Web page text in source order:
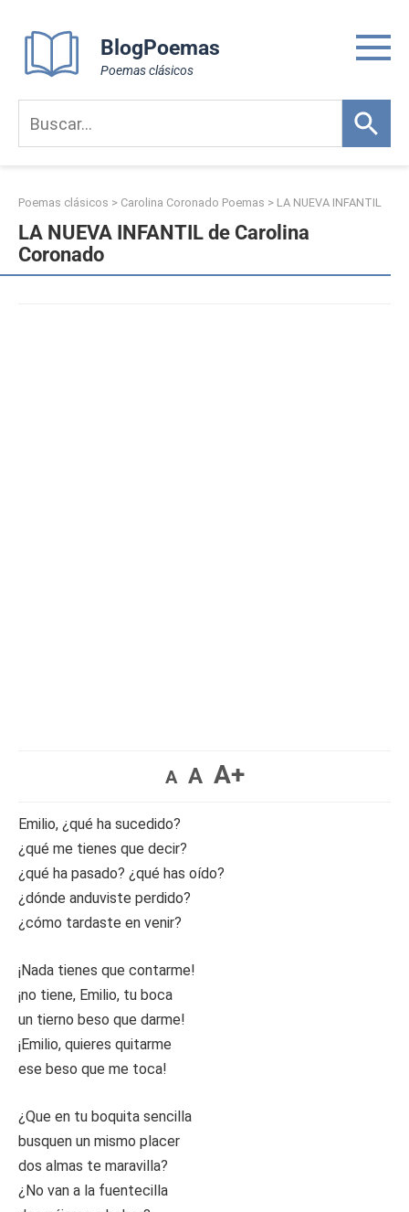
content
BlogPoemas
Poemas clásicos
Poemas clásicos > Carolina Coronado Poemas > LA NUEVA INFANTIL
LA NUEVA INFANTIL de Carolina
Coronado
A A A+
Emilio, ¿qué ha sucedido?
¿qué me tienes que decir?
¿qué ha pasado? ¿qué has oído?
¿dónde anduviste perdido?
¿cómo tardaste en venir?
¡Nada tienes que contarme!
¡no tiene, Emilio, tu boca
un tierno beso que darme!
¡Emilio, quieres quitarme
ese beso que me toca!
¿Que en tu boquita sencilla
busquen un mismo placer
dos almas te maravilla?
¿No van a la fuentecilla